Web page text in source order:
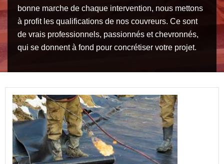
bonne marche de chaque intervention, nous mettons
à profit les qualifications de nos couvreurs. Ce sont
de vrais professionnels, passionnés et chevronnés,
qui se donnent à fond pour concrétiser votre projet.